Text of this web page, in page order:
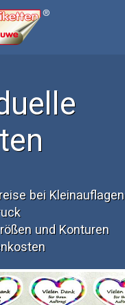
bei Kleinauflagen
und Konturen